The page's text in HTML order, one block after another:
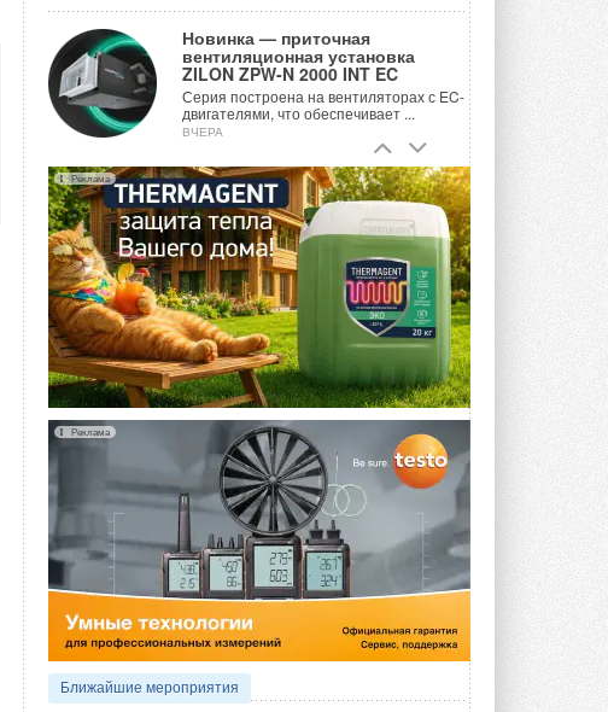
Новинка — приточная
вентиляционная установка
ZILON ZPW-N 2000 INT EC
Серия построена на вентиляторах с EC-
двигателями, что обеспечивает ...
ВЧЕРА
Учёные ЮУрГУ создали
каскадную установку,
объединяющую солнечную и
геотермальную энергию
Природосберегающие технологии ...
ВЧЕРА
Для Арктики создали
технологию защиты
ветрогенераторов от аварий
Разработка учитывает влияние
мерзлоты, обледенения и снеговых ...
ВЧЕРА
Гибридный тепловой насос PV/T
с одним общим испарителем
Исследователи предложили
конструкцию двухисточникового ...
5 АВГУСТА 2026
21-й ежегодный форум
«ЦОД-2026»
Мероприятие пройдет 2-3 сентября в
отеле Radisson Slavyanskaya. Форум
посетит более двух тысяч участников ...
5 АВГУСТА 2026
Реклама
Реклама
Ближайшие мероприятия